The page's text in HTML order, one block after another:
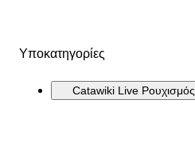
Υποκατηγορίες
Catawiki Live Ρουχισμός